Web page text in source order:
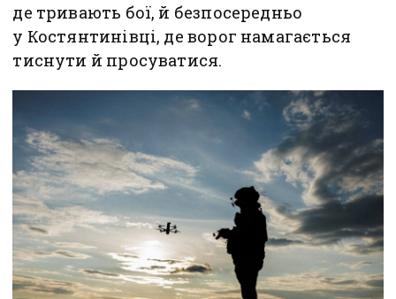
де тривають бої, й безпосередньо
у Костянтинівці, де ворог намагається
тиснути й просуватися.